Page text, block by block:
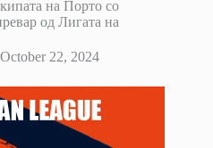
на Порто со
од Лигата на
October 22, 2024